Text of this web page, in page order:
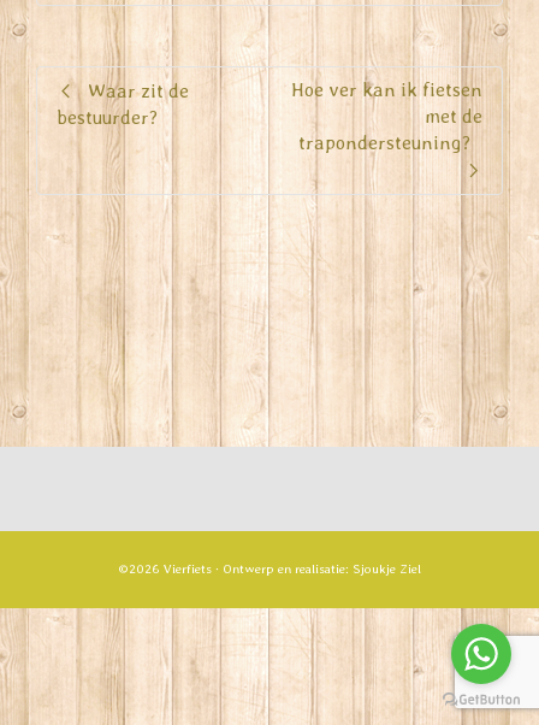
Waar zit de
bestuurder?
Hoe ver kan ik fietsen
met de
trapondersteuning?
©2026 Vierfiets · Ontwerp en realisatie: Sjoukje Ziel